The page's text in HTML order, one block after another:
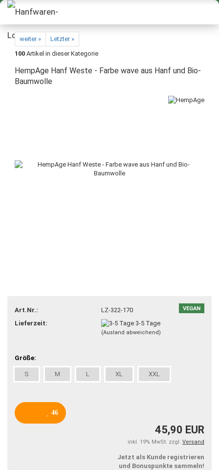
weiter »
Letzter »
100 Artikel in dieser Kategorie
HempAge Hanf Weste - Farbe wave aus Hanf und Bio-
Baumwolle
VEGAN
Art.Nr.:
LZ-322-170
Lieferzeit:
3-5 Tage
(Ausland abweichend)
Größe:
S M L XL XXL
46
45,90 EUR
inkl. 19% MwSt. zzgl. Versand
Jetzt als Kunde registrieren
und Bonuspunkte sammeln!